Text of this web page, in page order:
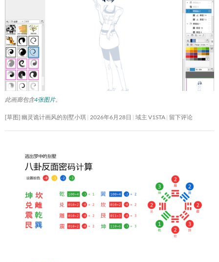
此画廊包含4张图片。
[草图] 幽灵诡计画风的别墅小琪 2026年6月28日 域主 V1STA 留下评论